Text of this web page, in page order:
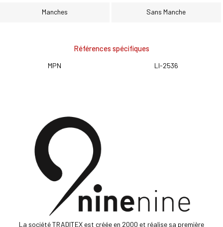
Manches Sans Manche
Références spécifiques
MPN LI-2536
La société TRADITEX est créée en 2000 et réalise sa première